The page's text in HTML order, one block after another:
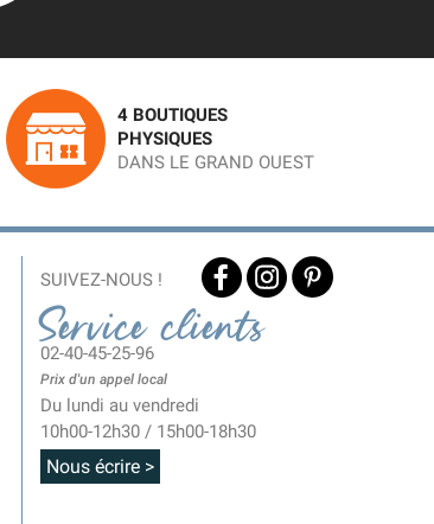
4 BOUTIQUES
PHYSIQUES
DANS LE GRAND OUEST
SUIVEZ-NOUS !
Service clients
02-40-45-25-96
Prix d'un appel local
Du lundi au vendredi
10h00-12h30 / 15h00-18h30
Nous écrire >